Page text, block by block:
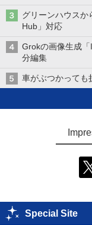
グリーンハウス
Hub」対応
Grokの画像生成
分編集
車がぶつかって
Special Site